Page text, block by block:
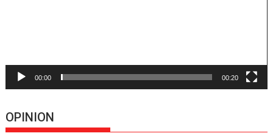
00:00 00:20
OPINION